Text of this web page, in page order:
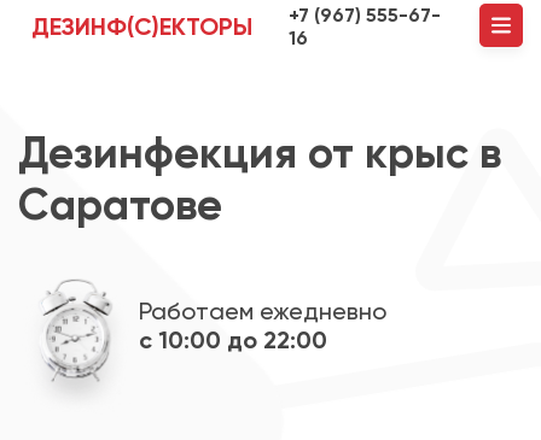
ДЕЗИНФ(С)ЕКТОРЫ
+7 (967) 555-67-
16
Дезинфекция от крыс в
Саратове
Работаем ежедневно
с 10:00 до 22:00